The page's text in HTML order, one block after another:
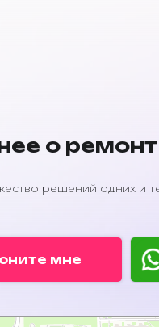
о
решений одних и
мне